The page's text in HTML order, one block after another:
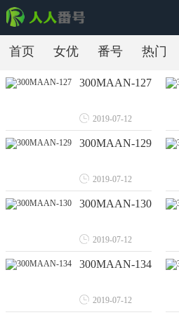
首页 女优 番号 热门
300MAAN-127
2019-07-12
300MAAN-129
2019-07-12
300MAAN-130
2019-07-12
300MAAN-134
2019-07-12